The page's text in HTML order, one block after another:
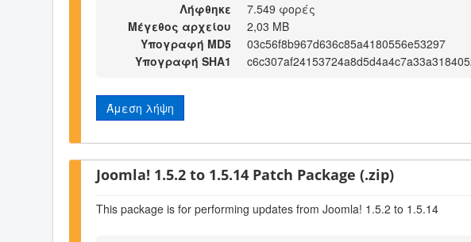
Λήφθηκε
7.549 φορές
Μέγεθος αρχείου
2,03 MB
Υπογραφή MD5
03c56f8b967d636c85a4180556e53297
Υπογραφή SHA1
Άμεση λήψη
Joomla! 1.5.2 to 1.5.14 Patch Package (.zip)
This package is for performing updates from Joomla! 1.5.2 to 1.5.14